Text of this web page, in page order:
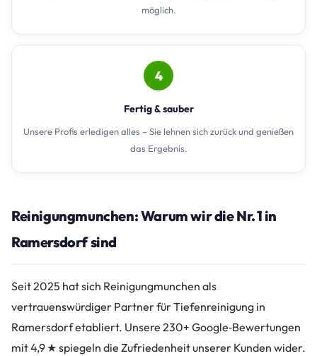
möglich.
4
Fertig & sauber
Unsere Profis erledigen alles – Sie lehnen sich zurück und genießen
das Ergebnis.
Reinigungmunchen: Warum wir die Nr. 1 in
Ramersdorf sind
Seit 2025 hat sich Reinigungmunchen als
vertrauenswürdiger Partner für Tiefenreinigung in
Ramersdorf etabliert. Unsere 230+ Google‑Bewertungen
mit 4,9 ★ spiegeln die Zufriedenheit unserer Kunden wider.